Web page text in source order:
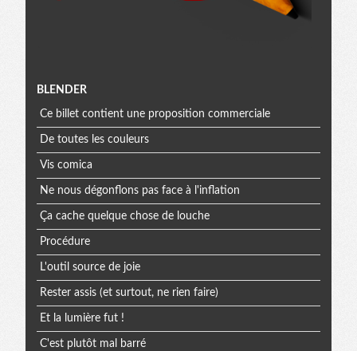
Menu
extra
BLENDER
Ce billet contient une proposition commerciale
De toutes les couleurs
Vis comica
Ne nous dégonflons pas face à l'inflation
Ça cache quelque chose de louche
Procédure
L'outil source de joie
Rester assis (et surtout, ne rien faire)
Et la lumière fut !
C'est plutôt mal barré